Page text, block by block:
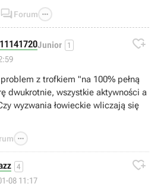
 Forum 
Junior 1 
z trofkiem "na 100% pełną
dwukrotnie, wszystkie aktywności a
wyzwania łowieckie wliczają się

4
08 11:17
